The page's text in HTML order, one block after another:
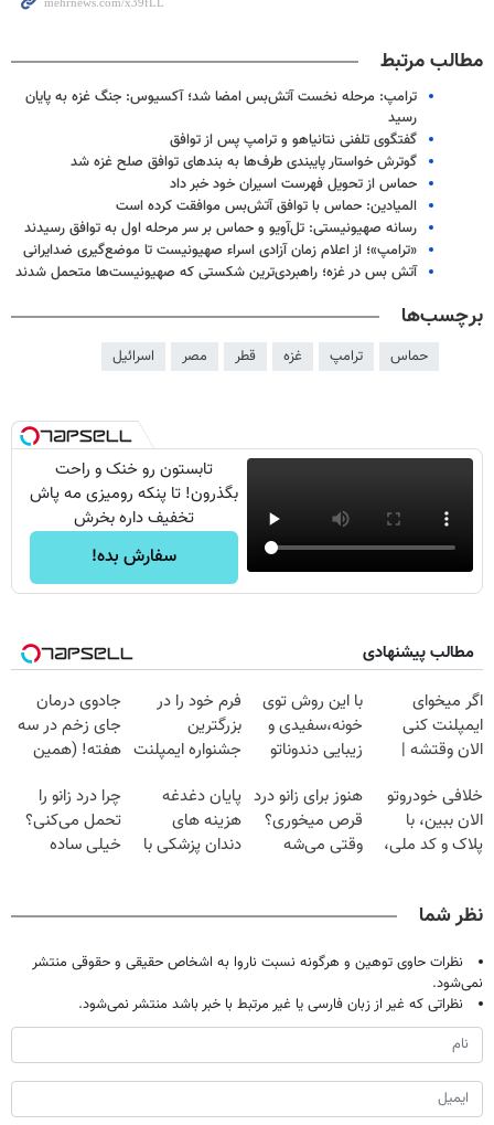
مطالب مرتبط
ترامپ: مرحله نخست آتش‌بس امضا شد؛ آکسیوس: جنگ غزه به پایان
رسید
گفتگوی تلفنی نتانیاهو و ترامپ پس از توافق
گوترش خواستار پایبندی طرف‌ها به بندهای توافق صلح غزه شد
حماس از تحویل فهرست اسیران خود خبر داد
المیادین: حماس با توافق آتش‌بس موافقت کرده است
رسانه صهیونیستی: تل‌آویو و حماس بر سر مرحله اول به توافق رسیدند
«ترامپ»؛ از اعلام زمان آزادی اسراء صهیونیست تا موضع‌گیری ضدایرانی
آتش بس در غزه؛ راهبردی‌ترین شکستی که صهیونیست‌ها متحمل شدند
برچسب‌ها
حماس ترامپ غزه قطر مصر اسرائیل
تابستون رو خنک و راحت
بگذرون! تا پنکه رومیزی مه پاش
تخفیف داره بخرش
سفارش بده!
مطالب پیشنهادی
اگر میخوای
ایمپلنت کنی
الان وقتشه |
میلیون تومان!!!
با این روش توی
خونه،سفیدی و
زیبایی دندوناتو
(40%off)
فرم خود را در
بزرگترین
جشنواره ایمپلنت
فقط ۲۵ میلیون
جادوی درمان
جای زخم در سه
هفته! (همین
صحبت کنید)
خلافی خودروتو
الان ببین، با
پلاک و کد ملی،
هنوز برای زانو درد
قرص میخوری؟
وقتی می‌شه
پایان دغدغه
هزینه های
دندان پزشکی با
چرا درد زانو را
تحمل می‌کنی؟
خیلی ساده
نظر شما
نظرات حاوی توهین و هرگونه نسبت ناروا به اشخاص حقیقی و حقوقی منتشر
نمی‌شود.
نظراتی که غیر از زبان فارسی یا غیر مرتبط با خبر باشد منتشر نمی‌شود.